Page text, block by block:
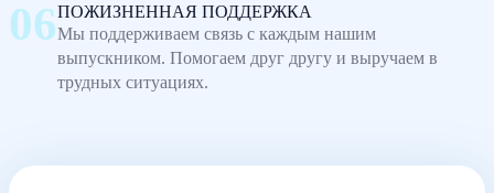
ПОЖИЗНЕННАЯ ПОДДЕРЖКА
Мы поддерживаем связь с каждым нашим
выпускником. Помогаем друг другу и выручаем в
трудных ситуациях.